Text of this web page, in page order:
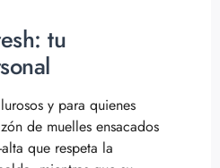
tu
y para quienes
de muelles ensacados
que respeta la